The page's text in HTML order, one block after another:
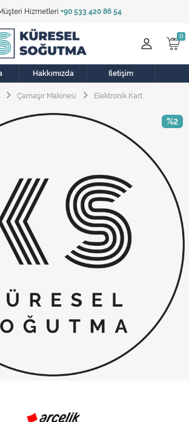
Hizmetleri +90 533 420 86 54
Tüm Kategoriler
Bulaşık Makinesi
Buzdolabı
Çamaşır Kurutma Makinesi
Elektrikli Aksamlar
Elektrikli Süpürge
Fan
Fırın, Ocak ve Aspiratör
Klima
Kombi
Musluk
Hakkımızda İletişim
Çamaşır Makinesi Elektronik Kart
%2